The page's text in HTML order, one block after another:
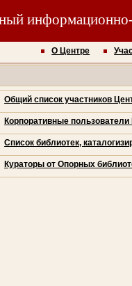
О Центре
Общий список участников
Корпоративные пользователи
Список библиотек,
Кураторы от Опорных